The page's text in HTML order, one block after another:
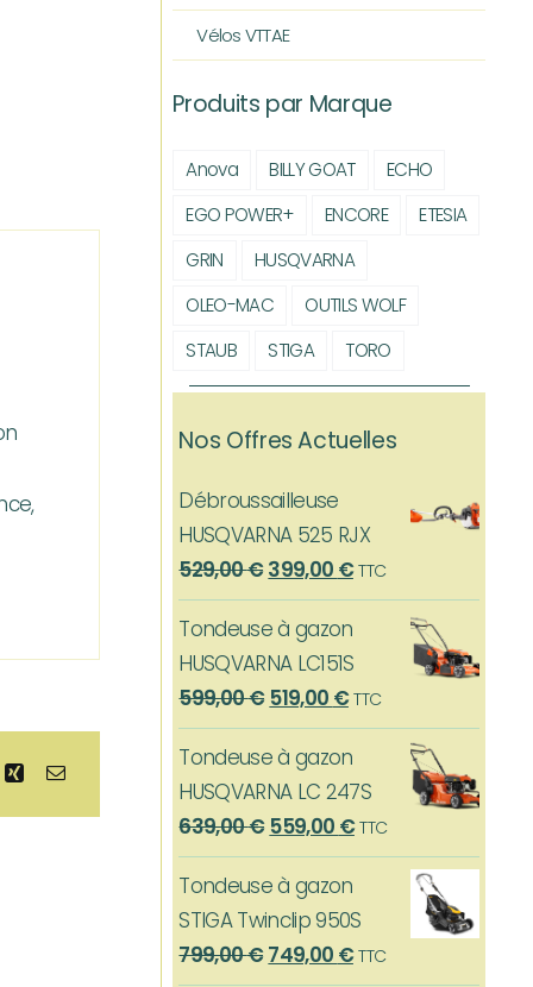
Vélos VTTAE
Produits par Marque
Anova BILLY GOAT
ECHO
EGO POWER+
ENCORE
ETESIA
GRIN
HUSQVARNA
OLEO-MAC
OUTILS WOLF
STAUB
STIGA TORO
Nos Offres Actuelles
Débroussailleuse
HUSQVARNA 525 RJX
529,00€ Le
prix
initial
était :
529,00 €.
399,00 €Le
prix
actuel
est :
399,00 €.
TTC
Tondeuse à gazon
HUSQVARNA LC151S
599,00€ Le
prix
initial
était :
599,00 €.
519,00 €Le
prix
actuel
est :
519,00 €.
TTC
Tondeuse à gazon
HUSQVARNA LC 247S
639,00€ Le
prix
initial
était :
639,00 €.
559,00 €Le
prix
est :
559,00 €.
TTC
Tondeuse à gazon
STIGA Twinclip 950S
799,00€ Le
749,00 €Le
TTC